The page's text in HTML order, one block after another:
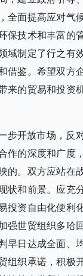
全面提高应对气
保技术和丰富的
域制定了行之有
借鉴。希望双方
来的贸易和投资
步开放市场，反
作的深度和广度
的。双方应站在
状和前景。应充
投资自由化便利
强世贸组织多哈
早日达成全面、
组织承诺，积极